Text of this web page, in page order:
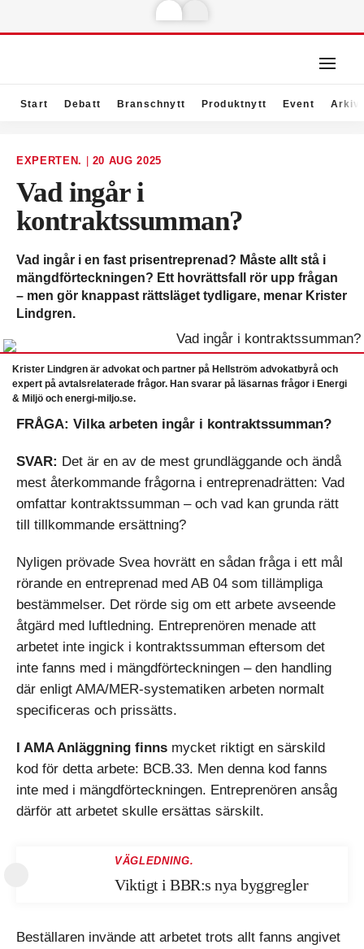
Start Debatt Branschnytt Produktnytt Event Arkiv
EXPERTEN. 20 AUG 2025
Vad ingår i
kontraktssumman?
Vad ingår i en fast prisentreprenad? Måste allt stå i
mängdförteckningen? Ett hovrättsfall rör upp frågan
– men gör knappast rättsläget tydligare, menar Krister
Lindgren.
Krister Lindgren är advokat och partner på Hellström advokatbyrå och
expert på avtalsrelaterade frågor. Han svarar på läsarnas frågor i Energi
& Miljö och energi-miljo.se.
FRÅGA: Vilka arbeten ingår i kontraktssumman?
SVAR: Det är en av de mest grundläggande och ändå
mest återkommande frågorna i entreprenadrätten: Vad
omfattar kontraktssumman – och vad kan grunda rätt
till tillkommande ersättning?
Nyligen prövade Svea hovrätt en sådan fråga i ett mål
rörande en entreprenad med AB 04 som tillämpliga
bestämmelser. Det rörde sig om ett arbete avseende
åtgärd med luftledning. Entreprenören menade att
arbetet inte ingick i kontraktssumman eftersom det
inte fanns med i mängdförteckningen – den handling
där enligt AMA/MER-systematiken arbeten normalt
specificeras och prissätts.
I AMA Anläggning finns mycket riktigt en särskild
kod för detta arbete: BCB.33. Men denna kod fanns
inte med i mängdförteckningen. Entreprenören ansåg
därför att arbetet skulle ersättas särskilt.
VÄGLEDNING.
Viktigt i BBR:s nya byggregler
Beställaren invände att arbetet trots allt fanns angivet